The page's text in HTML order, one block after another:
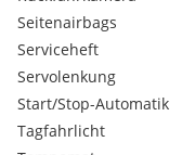
Seitenairbags
Serviceheft
Servolenkung
Start/Stop-Automatik
Tagfahrlicht